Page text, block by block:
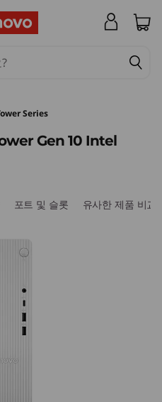
Series
Gen 10 Intel
포트 및 슬롯 유사한 제품 비교